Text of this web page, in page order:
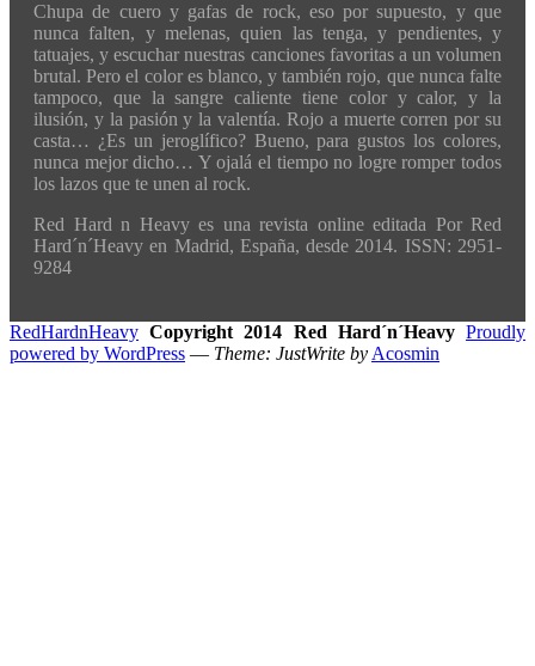
Chupa de cuero y gafas de rock, eso por supuesto, y que
nunca falten, y melenas, quien las tenga, y pendientes, y
tatuajes, y escuchar nuestras canciones favoritas a un volumen
brutal. Pero el color es blanco, y también rojo, que nunca falte
tampoco, que la sangre caliente tiene color y calor, y la
ilusión, y la pasión y la valentía. Rojo a muerte corren por su
casta… ¿Es un jeroglífico? Bueno, para gustos los colores,
nunca mejor dicho… Y ojalá el tiempo no logre romper todos
los lazos que te unen al rock.
Red Hard n Heavy es una revista online editada Por Red
Hard´n´Heavy en Madrid, España, desde 2014. ISSN: 2951-
9284
RedHardnHeavy Copyright 2014 Red Hard´n´Heavy Proudly
powered by WordPress — Theme: JustWrite by Acosmin